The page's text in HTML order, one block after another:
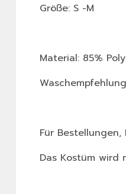
Größe: S -M
Material: 85%
Für
Das Kostüm wird